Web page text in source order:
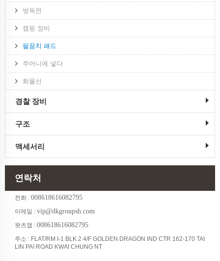
방독면
캠핑 장비
팔꿈치 패드
주머니에 넣다
화물선
경찰 장비
구조
액세서리
연락처
전화 : 008618616082795
이메일 : vip@dkgroupsh.com
왓츠앱 : 008618616082795
주소 : FLAT/RM I-1 BLK 2 4/F GOLDEN DRAGON IND CTR 162-170 TAI
LIN PAI ROAD KWAI CHUNG NT